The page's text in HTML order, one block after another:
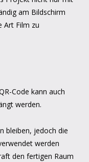
am Bildschirm
Art Film zu
Code kann auch
werden.
bleiben, jedoch die
werden
den fertigen Raum